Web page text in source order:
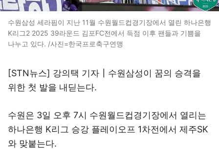
수원삼성 세라핌이 지난 11월 수원월드컵경기장에서 열린 하나은행
K리그2 2025 39라운드 김포FC전에서 득점 이후 팬들과 기쁨을
나누고 있다. /사진=한국프로축구연맹
[STN뉴스] 강의택 기자┃수원삼성이 꿈의 승격을
위한 첫 발을 내딛는다.
수원은 3일 오후 7시 수원월드컵경기장에서 열리는
하나은행 K리그 승강 플레이오프 1차전에서 제주SK
와 맞붙는다.